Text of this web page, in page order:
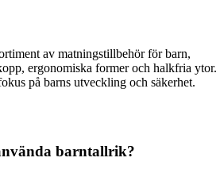
av matningstillbehör för barn,
ergonomiska former och halkfria ytor.
på barns utveckling och säkerhet.
barntallrik?